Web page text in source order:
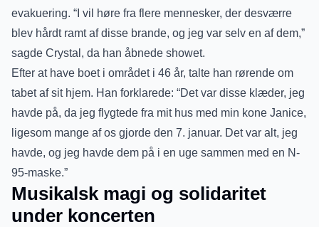
evakuering. “I vil høre fra flere mennesker, der desværre
blev hårdt ramt af disse brande, og jeg var selv en af dem,”
sagde Crystal, da han åbnede showet.
Efter at have boet i området i 46 år, talte han rørende om
tabet af sit hjem. Han forklarede: “Det var disse klæder, jeg
havde på, da jeg flygtede fra mit hus med min kone Janice,
ligesom mange af os gjorde den 7. januar. Det var alt, jeg
havde, og jeg havde dem på i en uge sammen med en N-
95-maske.”
Musikalsk magi og solidaritet
under koncerten